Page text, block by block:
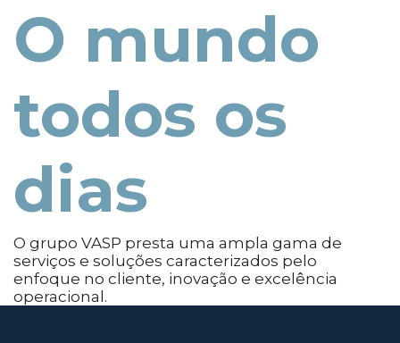
O mundo
todos os
dias
O grupo VASP presta uma ampla gama de
serviços e soluções caracterizados pelo
enfoque no cliente, inovação e excelência
operacional.